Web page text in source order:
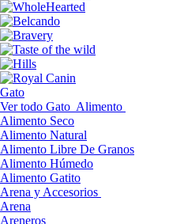
Gato
Ver todo Gato Alimento
Alimento Seco
Alimento Natural
Alimento Libre De Granos
Alimento Húmedo
Alimento Gatito
Arena y Accesorios
Arena
Areneros